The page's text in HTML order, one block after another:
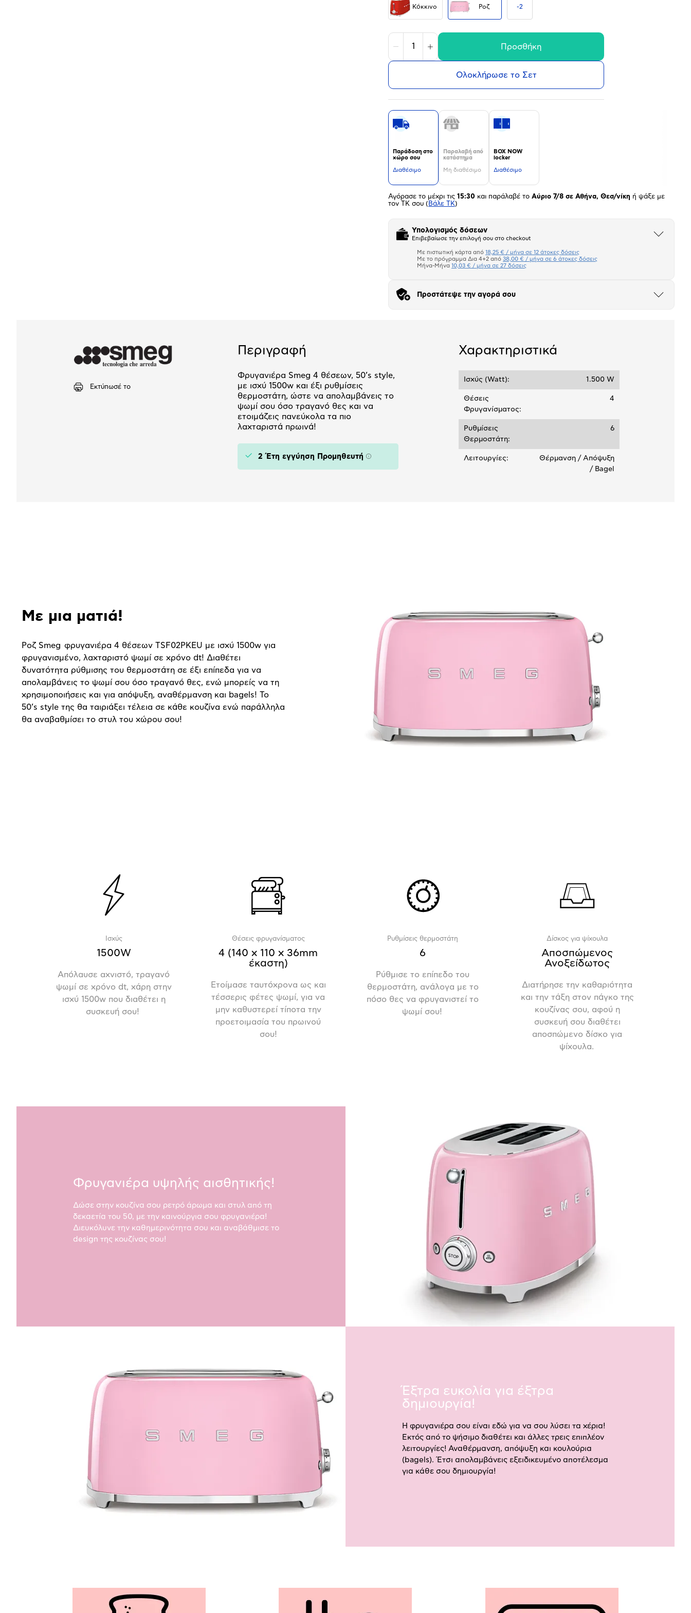
Κόκκινο Ροζ -2
Μείωση Αύξηση Προσθήκη
Ολοκλήρωσε το Σετ
Παράδοση στο
χώρο σου
Διαθέσιμο
Παραλαβή από
κατάστημα
Μη διαθέσιμο
BOX NOW
locker
Διαθέσιμο
Αγόρασε το μέχρι τις 15:30 και παράλαβέ το Αύριο 7/8 σε Αθήνα, Θεσ/νίκη ή ψάξε με
τον ΤΚ σου ( Βάλε ΤΚ)
Υπολογισμός δόσεων
Επιβεβαίωσε την επιλογή σου στο checkout
Άνοιξε
Πιστωτική κάρτα
Μήνα Μήνα
Με πιστωτική κάρτα από 18,25 € / μήνα σε 12 άτοκες δόσεις
Με το πρόγραμμα Δια 4+2 από 38,00 € / μήνα σε 6 άτοκες δόσεις
Μήνα-Μήνα 10,03 € / μήνα σε 27 δόσεις
Προστάτεψε την αγορά σου
Άνοιξε
Εκτύπωσέ το
Περιγραφή
Φρυγανιέρα Smeg 4 θέσεων, 50’s style,
με ισχύ 1500w και έξι ρυθμίσεις
θερμοστάτη, ώστε να απολαμβάνεις το
ψωμί σου όσο τραγανό θες και να
ετοιμάζεις πανεύκολα τα πιο
λαχταριστά πρωινά!
2 Έτη εγγύηση Προμηθευτή Πληροφορίες
Χαρακτηριστικά
Ισχύς (Watt): 1.500 W
Θέσεις
Φρυγανίσματος:
4
Ρυθμίσεις
Θερμοστάτη:
6
Λειτουργίες:
Θέρμανση / Απόψυξη
/ Bagel
Με μια ματιά!
Ροζ Smeg φρυγανιέρα 4 θέσεων TSF02PKEU με ισχύ 1500w για
φρυγανισμένο, λαχταριστό ψωμί σε χρόνο dt! Διαθέτει
δυνατότητα ρύθμισης του θερμοστάτη σε έξι επίπεδα για να
απολαμβάνεις το ψωμί σου όσο τραγανό θες, ενώ μπορείς να τη
χρησιμοποιήσεις και για απόψυξη, αναθέρμανση και bagels! To
50’s style της θα ταιριάξει τέλεια σε κάθε κουζίνα ενώ παράλληλα
θα αναβαθμίσει το στυλ του χώρου σου!
Ισχύς
1500W
Απόλαυσε αχνιστό, τραγανό
ψωμί σε χρόνο dt, χάρη στην
ισχύ 1500w που διαθέτει η
συσκευή σου!
Θέσεις φρυγανίσματος
4 (140 x 110 x 36mm
έκαστη)
Ετοίμασε ταυτόχρονα ως και
τέσσερις φέτες ψωμί, για να
μην καθυστερεί τίποτα την
προετοιμασία του πρωινού
σου!
Ρυθμίσεις θερμοστάτη
6
Ρύθμισε το επίπεδο του
θερμοστάτη, ανάλογα με το
πόσο θες να φρυγανιστεί το
ψωμί σου!
Δίσκος για ψίχουλα
Αποσπώμενος
Ανοξείδωτος
Διατήρησε την καθαριότητα
και την τάξη στον πάγκο της
κουζίνας σου, αφού η
συσκευή σου διαθέτει
αποσπώμενο δίσκο για
ψίχουλα.
Φρυγανιέρα υψηλής αισθητικής!
Δώσε στην κουζίνα σου ρετρό άρωμα και στυλ από τη
δεκαετία του 50, με την καινούργια σου φρυγανιέρα!
Διευκόλυνε την καθημερινότητα σου και αναβάθμισε το
design της κουζίνας σου!
Έξτρα ευκολία για έξτρα
δημιουργία!
Η φρυγανιέρα σου είναι εδώ για να σου λύσει τα χέρια!
Εκτός από το ψήσιμο διαθέτει και άλλες τρεις επιπλέον
λειτουργίες! Αναθέρμανση, απόψυξη και κουλούρια
(bagels). Έτσι απολαμβάνεις εξειδικευμένο αποτέλεσμα
για κάθε σου δημιουργία!